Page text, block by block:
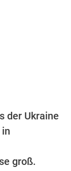
der Ukraine
groß.